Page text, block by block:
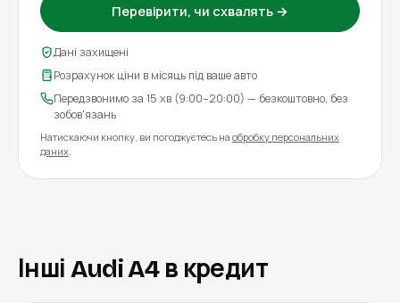
Перевірити, чи схвалять →
Дані захищені
Розрахунок ціни в місяць під ваше авто
Передзвонимо за 15 хв (9:00–20:00) — безкоштовно, без
зобов'язань
Натискаючи кнопку, ви погоджуєтесь на обробку персональних
даних.
Інші Audi A4 в кредит